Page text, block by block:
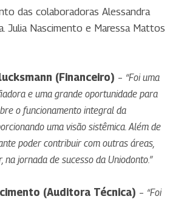
das colaboradoras Alessandra
Julia Nascimento e Maressa Mattos
(Financeiro) – “Foi uma
e uma grande oportunidade para
o funcionamento integral da
uma visão sistêmica. Além de
poder contribuir com outras áreas,
na jornada de sucesso da Uniodonto.”
(Auditora Técnica) – “Foi